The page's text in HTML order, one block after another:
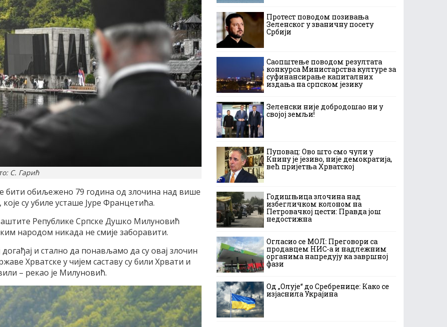
С. Гарић
бити обиљежено 79 година од злочина над више
су убиле усташе Јуре Францетића.
Републике Српске Душко Милуновић
народом никада не смије заборавити.
и стално да понављамо да су овај злочин
Хрватске у чијем саставу су били Хрвати и
– рекао је Милуновић.
Протест поводом позивања
Зеленског у званичну посету
Србији
Саопштење поводом резултата
конкурса Министарства културе за
суфинансирање капиталних
издања на српском језику
Зеленски није добродошао ни у
својој земљи!
Пуповац: Ово што смо чули у
Книну је језиво, није демократија,
већ пријетња Хрватској
Годишњица злочина над
избегличком колоном на
Петровачкој цести: Правда још
недостижна
Огласио се МОЛ: Преговори са
продавцем НИС-а и надлежним
органима напредују ка завршној
фази
Од „Олује“ до Сребренице: Како се
изјаснила Украјина